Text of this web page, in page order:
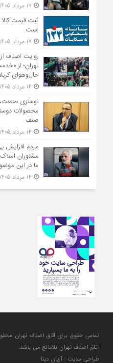
است
روایت اصناف
تهران؛ از
حال‌وهوای
نوسازی
محصولات
صنف
مردم افزایش
مشاوران
ما در این
تمامی حقوق برای اتاق اصناف تهران
اتاق اصناف تهران بلامانع مي باشد.
طراحی سایت : آریان دیتا